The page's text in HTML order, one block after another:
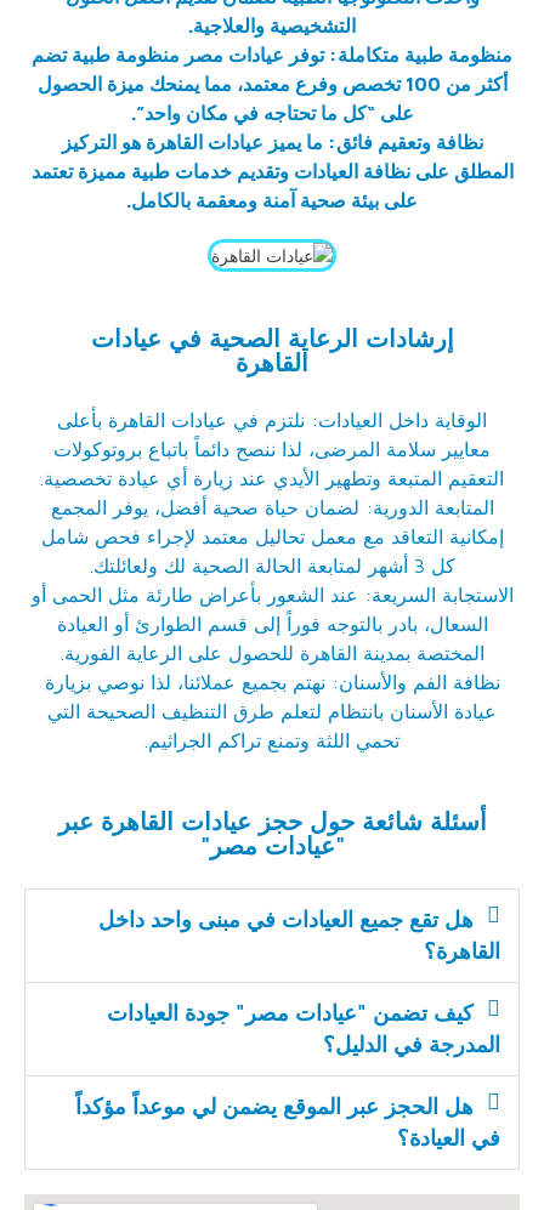
التشخيصية والعلاجية.
منظومة طبية متكاملة: توفر عيادات مصر منظومة طبية تضم
أكثر من 100 تخصص وفرع معتمد، مما يمنحك ميزة الحصول
على “كل ما تحتاجه في مكان واحد”.
نظافة وتعقيم فائق: ما يميز عيادات القاهرة هو التركيز
المطلق على نظافة العيادات وتقديم خدمات طبية مميزة تعتمد
على بيئة صحية آمنة ومعقمة بالكامل.
إرشادات الرعاية الصحية في عيادات
القاهرة
الوقاية داخل العيادات: نلتزم في عيادات القاهرة بأعلى
معايير سلامة المرضى، لذا ننصح دائماً باتباع بروتوكولات
التعقيم المتبعة وتطهير الأيدي عند زيارة أي عيادة تخصصية.
المتابعة الدورية: لضمان حياة صحية أفضل، يوفر المجمع
إمكانية التعاقد مع معمل تحاليل معتمد لإجراء فحص شامل
كل 3 أشهر لمتابعة الحالة الصحية لك ولعائلتك.
الاستجابة السريعة: عند الشعور بأعراض طارئة مثل الحمى أو
السعال، بادر بالتوجه فوراً إلى قسم الطوارئ أو العيادة
المختصة بمدينة القاهرة للحصول على الرعاية الفورية.
نظافة الفم والأسنان: نهتم بجميع عملائنا، لذا نوصي بزيارة
عيادة الأسنان بانتظام لتعلم طرق التنظيف الصحيحة التي
تحمي اللثة وتمنع تراكم الجراثيم.
أسئلة شائعة حول حجز عيادات القاهرة عبر
"عيادات مصر"
هل تقع جميع العيادات في مبنى واحد داخل
القاهرة؟
كيف تضمن "عيادات مصر" جودة العيادات
المدرجة في الدليل؟
هل الحجز عبر الموقع يضمن لي موعداً مؤكداً
في العيادة؟